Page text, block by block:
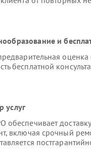
и
оценка
бесплатной
услуг
обеспечивает
включая срочный